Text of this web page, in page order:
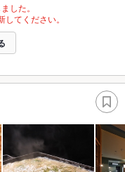
した。
てください。